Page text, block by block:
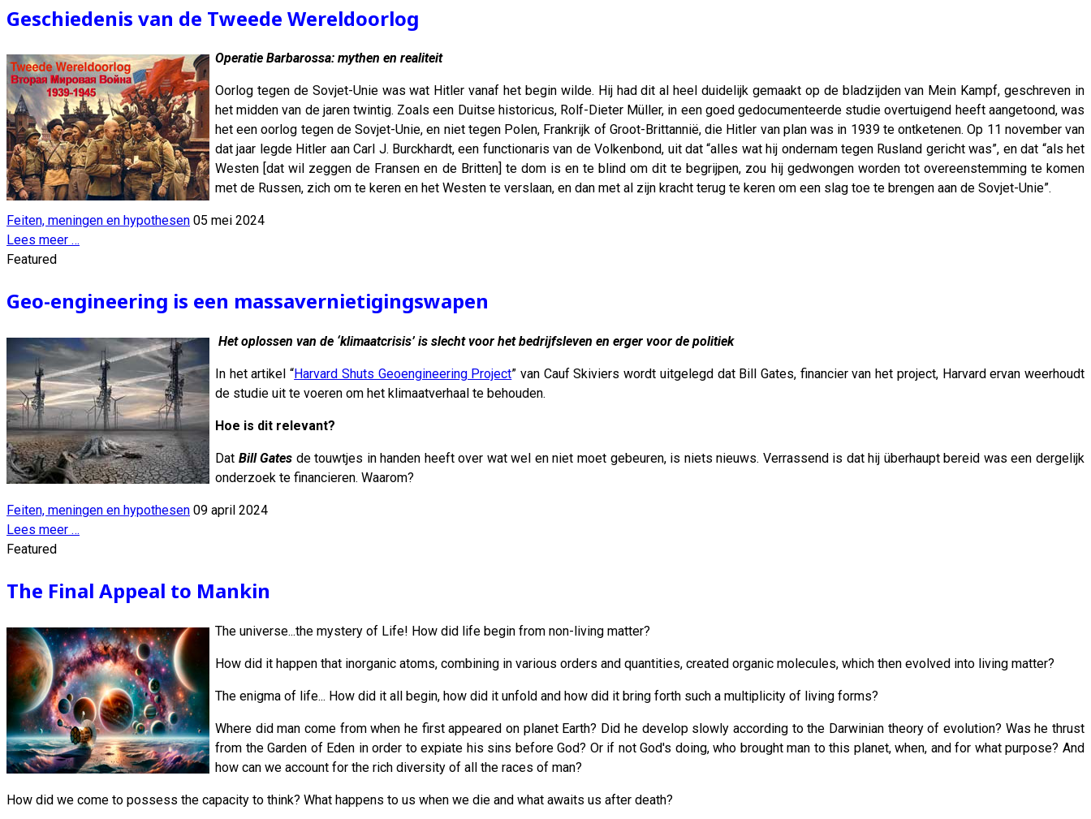
Geschiedenis van de Tweede Wereldoorlog
Operatie Barbarossa: mythen en realiteit
Oorlog tegen de Sovjet-Unie was wat Hitler vanaf het begin wilde. Hij had dit al heel duidelijk gemaakt op de bladzijden van Mein Kampf, geschreven in
het midden van de jaren twintig. Zoals een Duitse historicus, Rolf-Dieter Müller, in een goed gedocumenteerde studie overtuigend heeft aangetoond, was
het een oorlog tegen de Sovjet-Unie, en niet tegen Polen, Frankrijk of Groot-Brittannië, die Hitler van plan was in 1939 te ontketenen. Op 11 november van
dat jaar legde Hitler aan Carl J. Burckhardt, een functionaris van de Volkenbond, uit dat “alles wat hij ondernam tegen Rusland gericht was”, en dat “als het
Westen [dat wil zeggen de Fransen en de Britten] te dom is en te blind om dit te begrijpen, zou hij gedwongen worden tot overeenstemming te komen
met de Russen, zich om te keren en het Westen te verslaan, en dan met al zijn kracht terug te keren om een ​​slag toe te brengen aan de Sovjet-Unie”.
Feiten, meningen en hypothesen 05 mei 2024
Lees meer …
Featured
Geo-engineering is een massavernietigingswapen
Het oplossen van de ‘klimaatcrisis’ is slecht voor het bedrijfsleven en erger voor de politiek
In het artikel “Harvard Shuts Geoengineering Project” van Cauf Skiviers wordt uitgelegd dat Bill Gates, financier van het project, Harvard ervan weerhoudt
de studie uit te voeren om het klimaatverhaal te behouden.
Hoe is dit relevant?
Dat Bill Gates de touwtjes in handen heeft over wat wel en niet moet gebeuren, is niets nieuws. Verrassend is dat hij überhaupt bereid was een dergelijk
onderzoek te financieren. Waarom?
Feiten, meningen en hypothesen 09 april 2024
Lees meer …
Featured
The Final Appeal to Mankin
The universe...the mystery of Life! How did life begin from non-living matter?
How did it happen that inorganic atoms, combining in various orders and quantities, created organic molecules, which then evolved into living matter?
The enigma of life... How did it all begin, how did it unfold and how did it bring forth such a multiplicity of living forms?
Where did man come from when he first appeared on planet Earth? Did he develop slowly according to the Darwinian theory of evolution? Was he thrust
from the Garden of Eden in order to expiate his sins before God? Or if not God's doing, who brought man to this planet, when, and for what purpose? And
how can we account for the rich diversity of all the races of man?
How did we come to possess the capacity to think? What happens to us when we die and what awaits us after death?